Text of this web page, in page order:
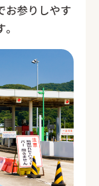
お参りしやす